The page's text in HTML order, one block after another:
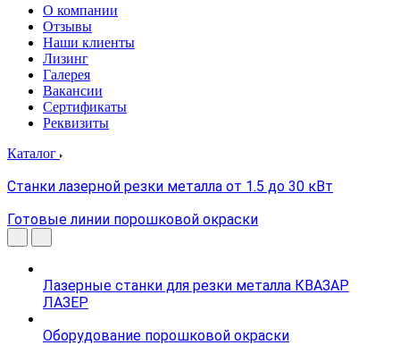
О компании
Отзывы
Наши клиенты
Лизинг
Галерея
Вакансии
Сертификаты
Реквизиты
Каталог
Станки лазерной резки металла от 1.5 до 30 кВт
Готовые линии порошковой окраски
Лазерные станки для резки металла КВАЗАР
ЛАЗЕР
Оборудование порошковой окраски